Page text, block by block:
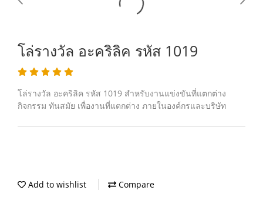
โล่รางวัล อะคริลิค รหัส 1019
โล่รางวัล อะคริลิค รหัส 1019 สำหรับงานแข่งขันที่แตกต่าง
กิจกรรม ทันสมัย เพื่องานที่แตกต่าง ภายในองค์กรและบริษัท
Add to wishlist Compare